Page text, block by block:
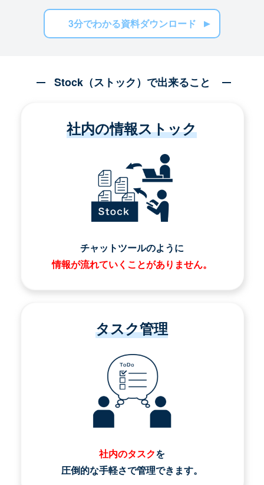
3分でわかる資料ダウンロード
Stock（ストック）で出来ること
社内の情報ストック
チャットツールのように
情報が流れていくことがありません。
タスク管理
社内のタスクを
圧倒的な手軽さで管理できます。